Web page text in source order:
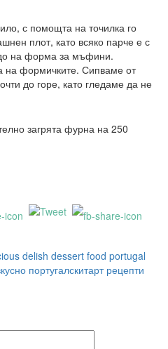
с помощта на точилка го
плот, като всяко парче е с
на форма за мъфини.
на формичките. Сипваме от
до горе, като гледаме да не
загрята фурна на 250
delish dessert food portugal
португалскитарт рецепти